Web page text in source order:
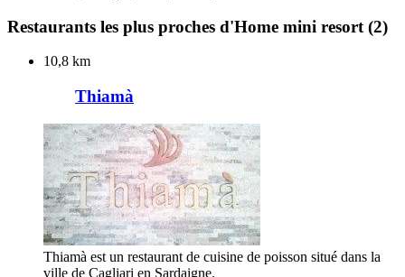
Restaurants les plus proches d'Home mini resort (2)
10,8 km
Thiamà
Thiamà est un restaurant de cuisine de poisson situé dans la
ville de Cagliari en Sardaigne.